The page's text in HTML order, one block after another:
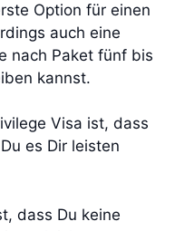
Option für einen
auch eine
nach Paket fünf bis
kannst.
Visa ist, dass
es Dir leisten
dass Du keine